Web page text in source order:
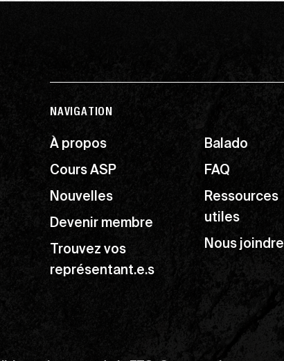
NAVIGATION
À propos
Cours ASP
Nouvelles
Devenir membre
Trouvez vos
représentant.e.s
Balado
FAQ
Ressources
utiles
Nous joindre